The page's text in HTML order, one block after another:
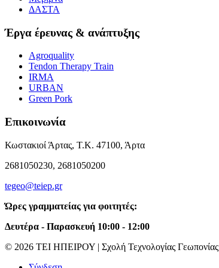
ΔΑΣΤΑ
Έργα έρευνας & ανάπτυξης
Agroquality
Tendon Therapy Train
IRMA
URBAN
Green Pork
Επικοινωνία
Κωστακιοί Άρτας, Τ.Κ. 47100, Άρτα
2681050230, 2681050200
tegeo@teiep.gr
Ώρες γραμματείας για φοιτητές:
Δευτέρα - Παρασκευή 10:00 - 12:00
© 2026 ΤΕΙ ΗΠΕΙΡΟΥ | Σχολή Τεχνολογίας Γεωπονίας